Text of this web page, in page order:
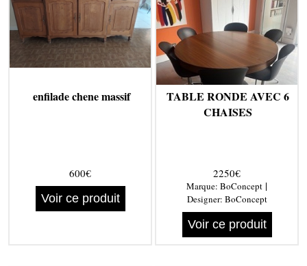
enfilade chene massif
600€
Voir ce produit
TABLE RONDE AVEC 6
CHAISES
2250€
Marque: BoConcept |
Designer: BoConcept
Voir ce produit